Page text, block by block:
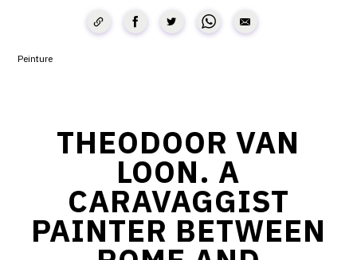
CGU
INSTAGRAM
FACEBOOK
TWITTER
PINTEREST
Peinture
THEODOOR VAN
LOON. A
CARAVAGGIST
PAINTER BETWEEN